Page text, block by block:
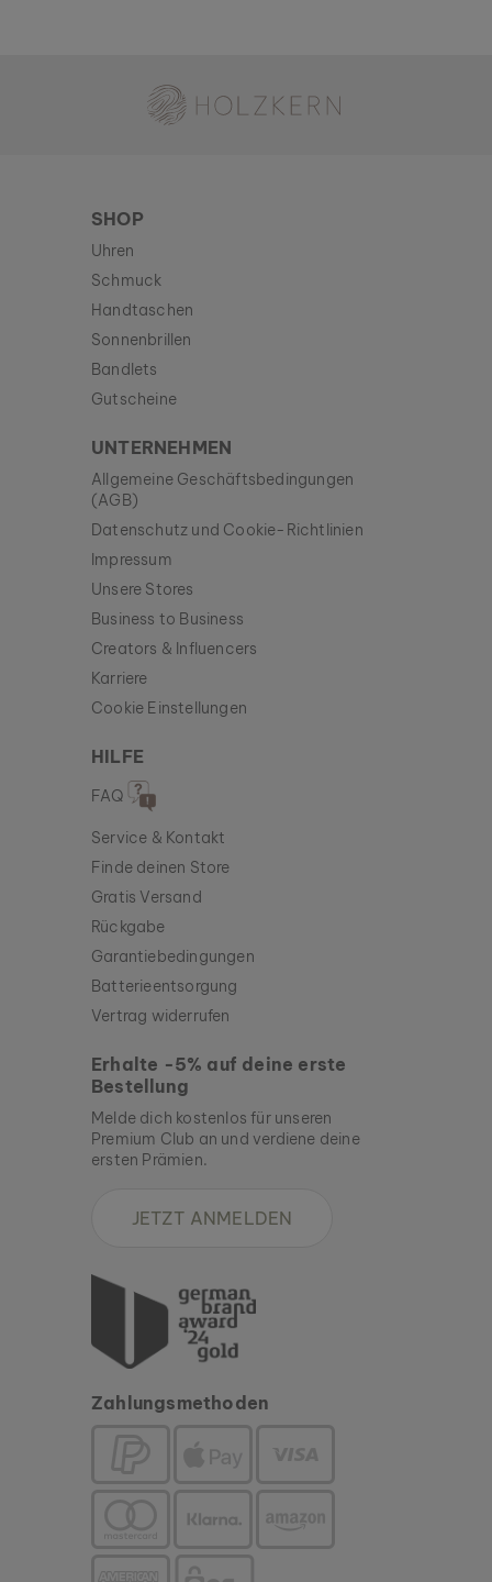
SHOP
Uhren
Schmuck
Handtaschen
Sonnenbrillen
Bandlets
Gutscheine
UNTERNEHMEN
Allgemeine Geschäftsbedingungen
(AGB)
Datenschutz und Cookie-Richtlinien
Impressum
Unsere Stores
Business to Business
Creators & Influencers
Karriere
Cookie Einstellungen
HILFE
FAQ
Service & Kontakt
Finde deinen Store
Gratis Versand
Rückgabe
Garantiebedingungen
Batterieentsorgung
Vertrag widerrufen
Erhalte -5% auf deine erste
Bestellung
Melde dich kostenlos für unseren
Premium Club an und verdiene deine
ersten Prämien.
JETZT ANMELDEN
Zahlungsmethoden